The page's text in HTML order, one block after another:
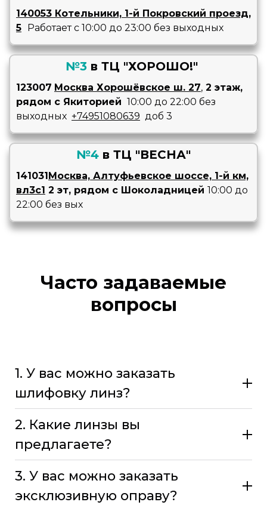
140053 Котельники, 1-й Покровский проезд,
5 Работает с 10:00 до 23:00 без выходных
№3 в ТЦ "ХОРОШО!"
123007 Москва Хорошёвское ш. 27, 2 этаж,
рядом с Якиторией 10:00 до 22:00 без
выходных +74951080639 доб 3
№4 в ТЦ "ВЕСНА"
141031Москва, Алтуфьевское шоссе, 1-й км,
вл3с1 2 эт, рядом с Шоколадницей 10:00 до
22:00 без вых
Часто задаваемые
вопросы
1. У вас можно заказать
шлифовку линз?
2. Какие линзы вы
предлагаете?
3. У вас можно заказать
эксклюзивную оправу?